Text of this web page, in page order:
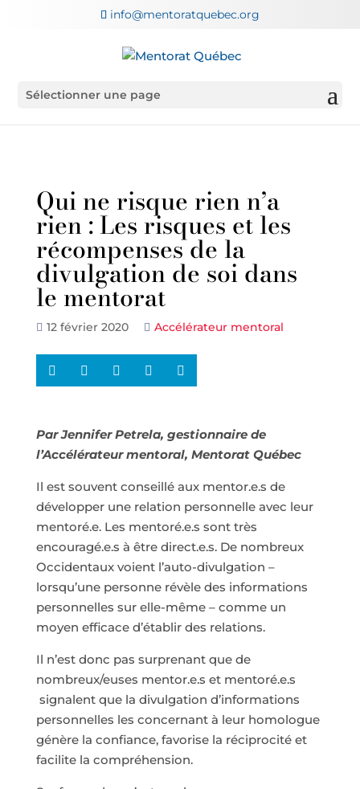
info@mentoratquebec.org
Sélectionner une page
Qui ne risque rien n’a
rien : Les risques et les
récompenses de la
divulgation de soi dans
le mentorat
12 février 2020 Accélérateur mentoral
Par Jennifer Petrela, gestionnaire de
l’Accélérateur mentoral, Mentorat Québec
Il est souvent conseillé aux mentor.e.s de
développer une relation personnelle avec leur
mentoré.e. Les mentoré.e.s sont très
encouragé.e.s à être direct.e.s. De nombreux
Occidentaux voient l’auto-divulgation –
lorsqu’une personne révèle des informations
personnelles sur elle-même – comme un
moyen efficace d’établir des relations.
Il n’est donc pas surprenant que de
nombreux/euses mentor.e.s et mentoré.e.s
signalent que la divulgation d’informations
personnelles les concernant à leur homologue
génère la confiance, favorise la réciprocité et
facilite la compréhension.